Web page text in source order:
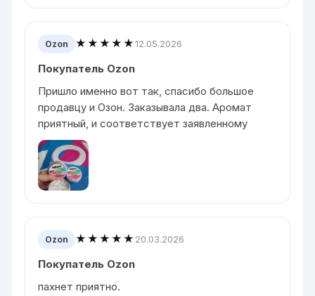
Ozon ★★★★★12.05.2026
Покупатель Ozon
Пришло именно вот так, спасибо большое
продавцу и Озон. Заказывала два. Аромат
приятный, и соответствует заявленному
Ozon ★★★★★ 20.03.2026
Покупатель Ozon
пахнет приятно.